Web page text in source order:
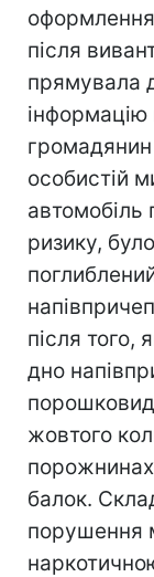
після
прямувала
інформацію
особистій
автомобіль
ризику,
після того,
дно
жовтого
балок.
порушення